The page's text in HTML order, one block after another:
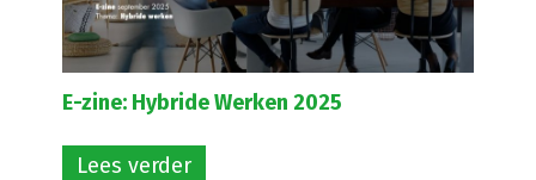
E-zine: Hybride Werken 2025
Lees verder